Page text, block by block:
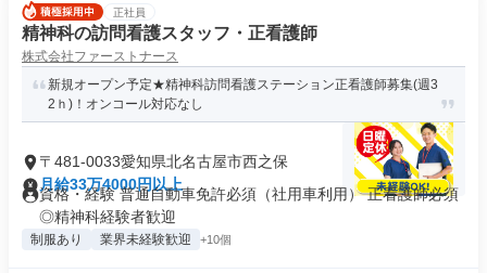
正社員
精神科の訪問看護スタッフ・正看護師
株式会社ファーストナース
新規オープン予定★精神科訪問看護ステーション正看護師募集(週3
2ｈ)！オンコール対応なし
〒481-0033愛知県北名古屋市西之保
月給33万4000円以上
資格・経験 普通自動車免許必須（社用車利用） 正看護師必須
◎精神科経験者歓迎
制服あり 業界未経験歓迎 +10個